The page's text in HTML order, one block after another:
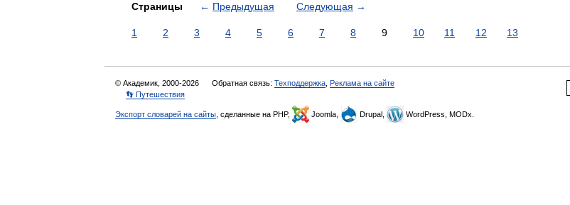
Страницы ← Предыдущая Следующая →
1 2 3 4 5 6 7 8 9 10 11 12 13
© Академик, 2000-2026 Обратная связь: Техподдержка Реклама на сайте
👣 Путешествия
Экспорт словарей на сайты , сделанные на PHP, Joomla, Drupal, WordPress, MODx.